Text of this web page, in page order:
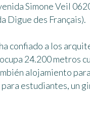
Simone Veil
Digue des Français).
confiado a los
24.200 metros
alojamiento
estudiantes, un